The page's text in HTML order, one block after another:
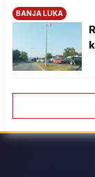
BANJA LUKA